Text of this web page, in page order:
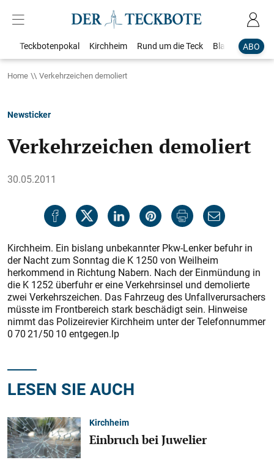
ABO
Teckbotenpokal Kirchheim Rund um die Teck Blaulicht
Home Verkehrzeichen demoliert
Newsticker
Verkehrzeichen demoliert
30.05.2011
Kirchheim. Ein bislang unbekannter Pkw-Lenker befuhr in
der Nacht zum Sonntag die K 1250 von Weilheim
herkommend in Richtung Nabern. Nach der Einmündung in
die K 1252 überfuhr er eine Verkehrsinsel und demolierte
zwei Verkehrszeichen. Das Fahrzeug des Unfallverursachers
müsste im Frontbereich stark beschädigt sein. Hinweise
nimmt das Polizeirevier Kirchheim unter der Telefonnummer
0 70 21/50 10 entgegen.lp
LESEN SIE AUCH
Kirchheim
Einbruch bei Juwelier